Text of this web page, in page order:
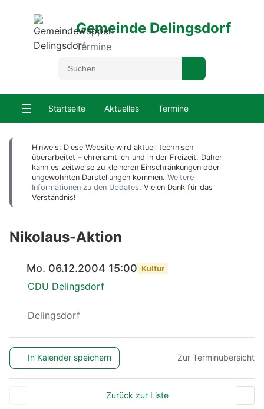
Gemeinde Delingsdorf
Termine
☰ Startseite Aktuelles Termine
Hinweis: Diese Website wird aktuell technisch
überarbeitet – ehrenamtlich und in der Freizeit. Daher
kann es zeitweise zu kleineren Einschränkungen oder
ungewohnten Darstellungen kommen. Weitere
Informationen zu den Updates. Vielen Dank für das
Verständnis!
Nikolaus-Aktion
Mo. 06.12.2004 15:00 Kultur
CDU Delingsdorf
Delingsdorf
In Kalender speichern Zur Terminübersicht
Zurück zur Liste